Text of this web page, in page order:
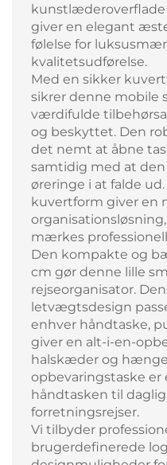
kunstlæderoverflade
giver en elegant
følelse for
kvalitetsudførelse.
Med en sikker
sikrer denne mobile
værdifulde
og beskyttet. Den
det nemt at åbne
samtidig med at
øreringe i at falde
kuvertform giver en
mærkes
Den kompakte og
cm gør denne lille
rejseorganisator.
letvægtsdesign
enhver håndtaske,
giver en alt-i-en-
halskæder og
opbevaringstaske
håndtasken til
forretningsrejser.
Vi tilbyder
brugerdefinerede